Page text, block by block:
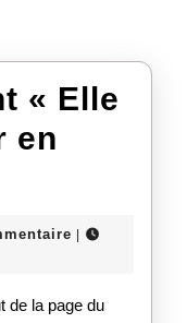
« Elle
en